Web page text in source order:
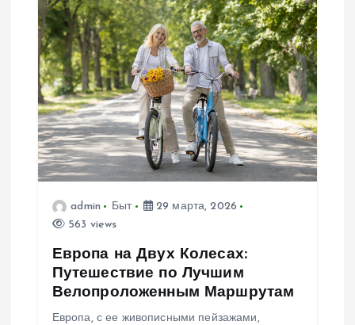
я
п
о
з
а
admin Быт
29 марта, 2026
563 views
Европа на Двух Колесах:
Путешествие по Лучшим
Велопроложенным Маршрутам
Европа, с ее живописными пейзажами,